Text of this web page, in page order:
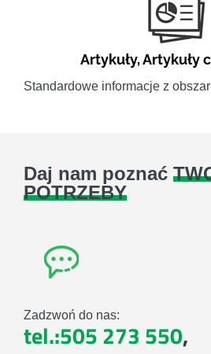
Artykuły,Artykuły
Standardowe informacje z
Daj nam poznać
POTRZEBY
Zadzwoń do nas:
tel.:505 273 550,